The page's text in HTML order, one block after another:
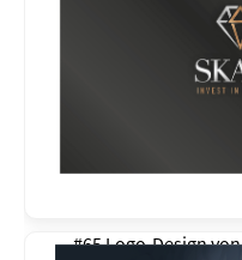
#65 Logo-Design